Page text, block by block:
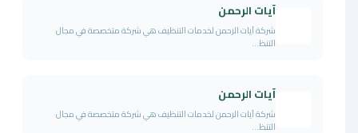
آيات الرحمن
شركة آيات الرحمن لخدمات التنظيف هي شركة متخصصة في مجال
التنظ...
آيات الرحمن
شركة آيات الرحمن لخدمات التنظيف هي شركة متخصصة في مجال
التنظ...